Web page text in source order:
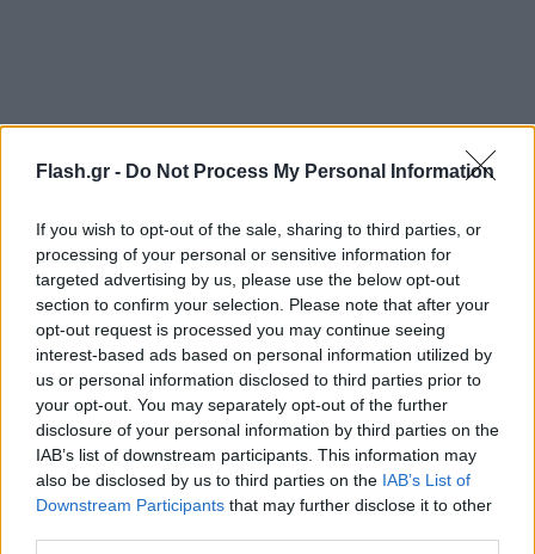
Flash.gr - Do Not Process My Personal Information
If you wish to opt-out of the sale, sharing to third parties, or
processing of your personal or sensitive information for
targeted advertising by us, please use the below opt-out
section to confirm your selection. Please note that after your
opt-out request is processed you may continue seeing
interest-based ads based on personal information utilized by
us or personal information disclosed to third parties prior to
your opt-out. You may separately opt-out of the further
disclosure of your personal information by third parties on the
IAB’s list of downstream participants. This information may
also be disclosed by us to third parties on the IAB’s List of
Downstream Participants that may further disclose it to other
φορτσάρει, η ομάδα του Βενσάν Κομπανί
προηγήθηκε από το πρώτο ημίχρονο με εύστοχο
χτύπημα πέναλτι του Χάρι Κέιν στο 38' μετά από
παρέμβαση χεριού αντιπάλου που καταλογίστηκε
σε κεφάλια του, με τον Άγγλο στράικερ να βρίσκει
δίχτυα απέναντι σε κάθε γερμανική ομάδα που έχει
συναντήσει στο πρωτάθλημα, κάνοντας το 17/17.
Η Φράιμπουργκ είχε τις στιγμές της για να
απαντήσει απέναντι στο εύθραυστο 1-0, όμως η